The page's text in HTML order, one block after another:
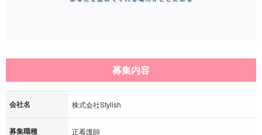
募集内容
会社名 株式会社Stylish
募集職種 正看護師